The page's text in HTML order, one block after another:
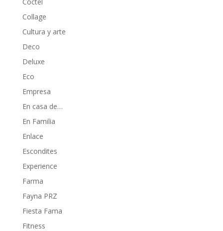
Collage
Cultura y arte
Deco
Deluxe
Eco
Empresa
En casa de…
En Familia
Enlace
Escondites
Experience
Farma
Fayna PRZ
Fiesta Fama
Fitness